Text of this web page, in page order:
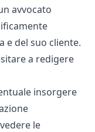
avvocato
e del suo cliente.
a redigere
insorgere
le